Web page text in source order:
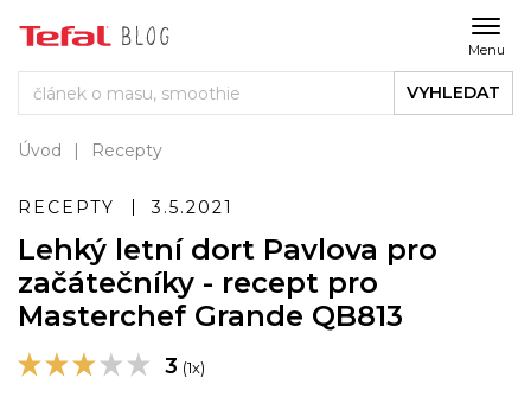
Menu
VYHLEDAT
Úvod Recepty
RECEPTY 3.5.2021
Lehký letní dort Pavlova pro
začátečníky - recept pro
Masterchef Grande QB813
3 (1x)